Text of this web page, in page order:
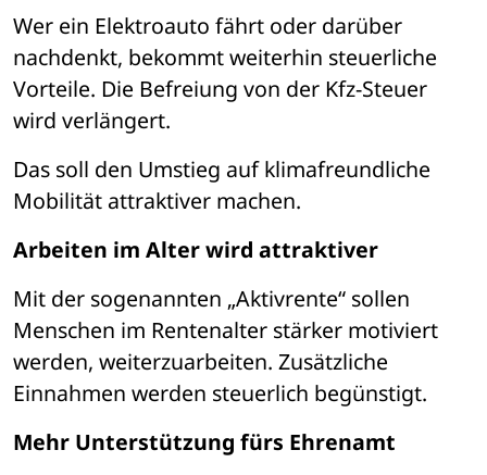
Wer ein Elektroauto fährt oder darüber
nachdenkt, bekommt weiterhin steuerliche
Vorteile. Die Befreiung von der Kfz-Steuer
wird verlängert.
Das soll den Umstieg auf klimafreundliche
Mobilität attraktiver machen.
Arbeiten im Alter wird attraktiver
Mit der sogenannten „Aktivrente“ sollen
Menschen im Rentenalter stärker motiviert
werden, weiterzuarbeiten. Zusätzliche
Einnahmen werden steuerlich begünstigt.
Mehr Unterstützung fürs Ehrenamt